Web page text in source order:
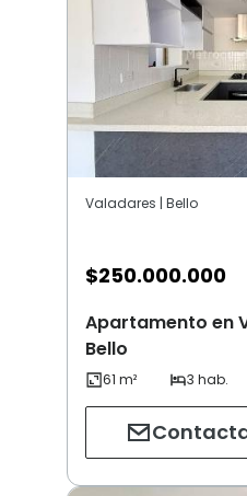
Valadares | Bello
$250.000.000
Apartamento en
Bello